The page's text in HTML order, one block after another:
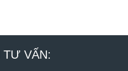
TƯ VẤN: